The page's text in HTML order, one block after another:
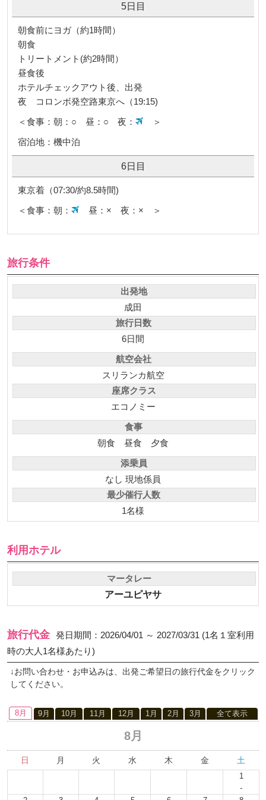
5日目
朝食前にヨガ（約1時間）
朝食
トリートメント(約2時間）
昼食後
ホテルチェックアウト後、出発
夜 コロンボ発空路東京へ（19:15)
＜食事：朝：○ 昼：○ 夜：
＞
宿泊地：機中泊
6日目
東京着（07:30/約8.5時間)
＜食事：朝：
昼：× 夜：× ＞
旅行条件
出発地
成田
旅行日数
6日間
航空会社
スリランカ航空
座席クラス
エコノミー
食事
朝食 昼食 夕食
添乗員
なし 現地係員
最少催行人数
1名様
利用ホテル
マータレー
アーユピヤサ
旅行代金 発日期間：2026/04/01 ～ 2027/03/31 (1名１室利用
時の大人1名様あたり)
↓お問い合わせ・お申込みは、出発ご希望日の旅行代金をクリック
してください。
8月 9月 10月 11月 12月 1月 2月 3月 全て表示
8月
日 月 火 水 木 金 土
1
-